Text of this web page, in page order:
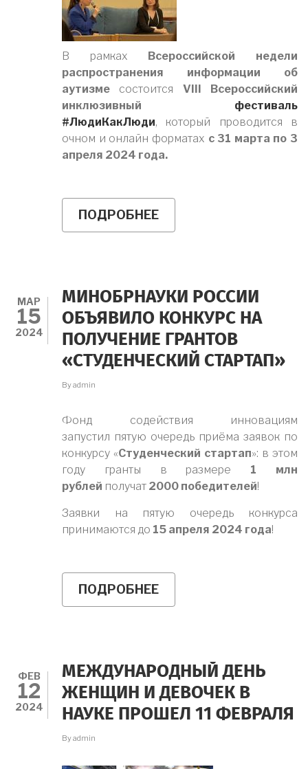
В рамках Всероссийской недели
распространения информации об
аутизме состоится VIII Всероссийский
инклюзивный фестиваль
#ЛюдиКакЛюди, который проводится в
очном и онлайн форматах с 31 марта по 3
апреля 2024 года.
ПОДРОБНЕЕ
ВСЕРОССИЙСКАЯ
АУТИЗМЕ
МАР
15
2024
МИНОБРНАУКИ РОССИИ
ОБЪЯВИЛО КОНКУРС НА
ПОЛУЧЕНИЕ ГРАНТОВ
«СТУДЕНЧЕСКИЙ СТАРТАП»
Byadmin
Фонд содействия инновациям
запустил пятую очередь приёма заявок по
конкурсу «Студенческий стартап»: в этом
году гранты в размере 1 млн
рублей получат 2000 победителей!
Заявки на пятую очередь конкурса
принимаются до 15 апреля 2024 года!
ПОДРОБНЕЕ
МИНОБРНАУКИ
ПОЛУЧЕНИЕ
ГРАНТОВ
«СТУДЕНЧЕСКИЙ
СТАРТАП»
ФЕВ
12
2024
МЕЖДУНАРОДНЫЙ ДЕНЬ
ЖЕНЩИН И ДЕВОЧЕК В
НАУКЕ ПРОШЕЛ 11 ФЕВРАЛЯ
Byadmin